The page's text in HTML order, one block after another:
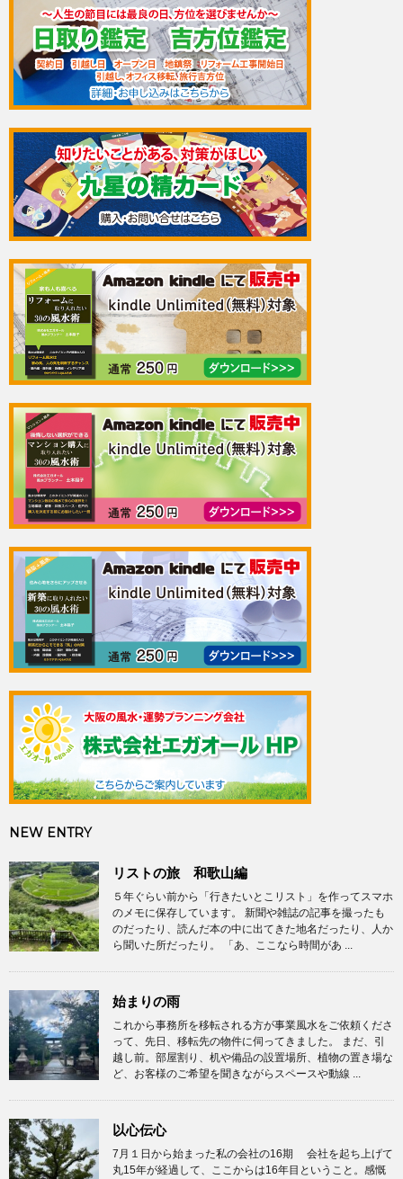
NEW ENTRY
リストの旅 和歌山編
５年ぐらい前から「行きたいとこリスト」を作ってスマホ
のメモに保存しています。 新聞や雑誌の記事を撮ったも
のだったり、読んだ本の中に出てきた地名だったり、人か
ら聞いた所だったり。 「あ、ここなら時間があ ...
始まりの雨
これから事務所を移転される方が事業風水をご依頼くださ
って、先日、移転先の物件に伺ってきました。 まだ、引
越し前。部屋割り、机や備品の設置場所、植物の置き場な
ど、お客様のご希望を聞きながらスペースや動線 ...
以心伝心
7月１日から始まった私の会社の16期 会社を起ち上げて
丸15年が経過して、ここからは16年目ということ。感慨